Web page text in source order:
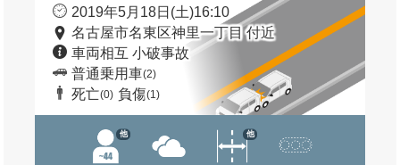
2019年5月18日(土)16:10
名古屋市名東区神里一丁目 付近
車両相互 小破事故
普通乗用車(2)
死亡(0) 負傷(1)
他 他